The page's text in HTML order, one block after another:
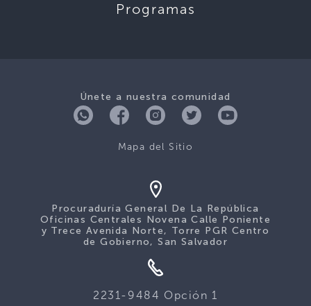
Programas
Únete a nuestra comunidad
Mapa del Sitio
Procuraduría General De La República
Oficinas Centrales Novena Calle Poniente
y Trece Avenida Norte, Torre PGR Centro
de Gobierno, San Salvador
2231-9484 Opción 1